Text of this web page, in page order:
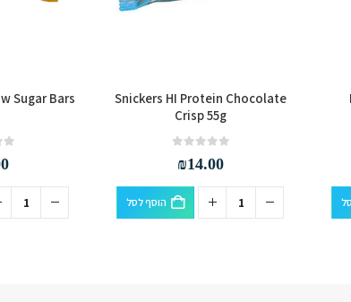
Snickers HI Protein Chocolate
Crisp 55g
₪14.00
הוסף לסל
Sugar Bars